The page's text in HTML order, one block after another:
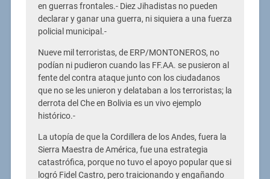
en guerras frontales.- Diez Jihadistas no pueden
declarar y ganar una guerra, ni siquiera a una fuerza
policial municipal.-
Nueve mil terroristas, de ERP/MONTONEROS, no
podían ni pudieron cuando las FF.AA. se pusieron al
fente del contra ataque junto con los ciudadanos
que no se les unieron y delataban a los terroristas; la
derrota del Che en Bolivia es un vivo ejemplo
histórico.-
La utopía de que la Cordillera de los Andes, fuera la
Sierra Maestra de América, fue una estrategia
catastrófica, porque no tuvo el apoyo popular que si
logró Fidel Castro, pero traicionando y engañando